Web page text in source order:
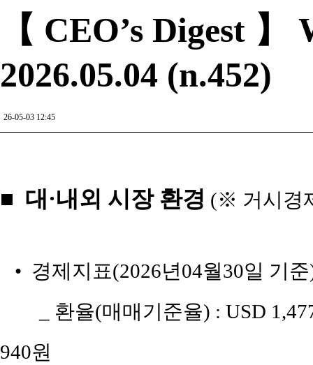
【 CEO’s Digest
2026.05.04 (n.452)
26-05-03 12:45
■ 대·내외 시장 환경 (※ 거시경
• 경제지표(2026년04월30일 기
_ 환율(매매기준율) : USD
940원